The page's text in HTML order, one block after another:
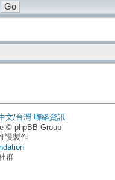
文/台灣 聯絡資訊
© phpBB Group
護製作
群